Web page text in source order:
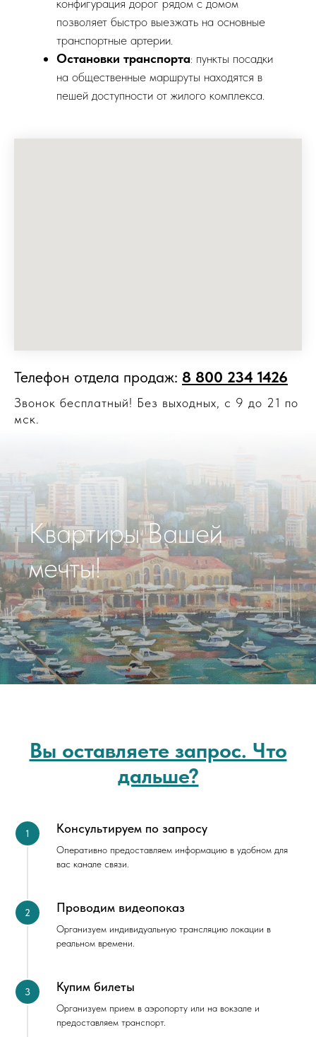
конфигурация дорог рядом с домом
позволяет быстро выезжать на основные
транспортные артерии.
Остановки транспорта: пункты посадки
на общественные маршруты находятся в
пешей доступности от жилого комплекса.
Телефон отдела продаж: 8 800 234 1426
Звонок бесплатный! Без выходных, с 9 до 21 по
мск.
Квартиры Вашей
мечты!
Вы оставляете запрос. Что
дальше?
Консультируем по запросу
Оперативно предоставляем информацию в удобном для
вас канале связи.
Проводим видеопоказ
Организуем индивидуальную трансляцию локации в
реальном времени.
Купим билеты
Организуем прием в аэропорту или на вокзале и
предоставляем транспорт.